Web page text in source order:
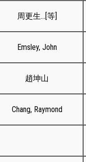
周更生...[等]
Emsley, John
趙坤山
Chang, Raymond